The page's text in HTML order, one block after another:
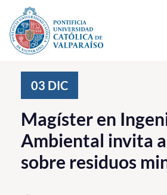
Click acá para ir directamente al contenido
Investigación, Creación e
PUCV Internacional
Vinculación con el Medio
03 DIC
Magíster en
Ambiental invita
sobre residuos